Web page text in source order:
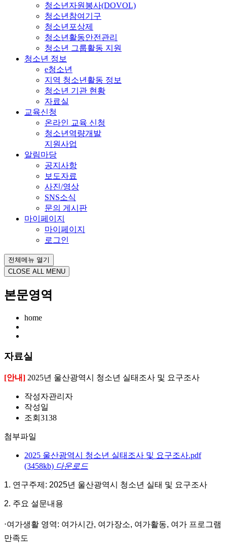
청소년자원봉사(DOVOL)
청소년참여기구
청소년포상제
청소년활동안전관리
청소년 그룹활동 지원
청소년 정보
e청소년
지역 청소년활동 정보
청소년 기관 현황
자료실
교육신청
온라인 교육 신청
청소년역량개발
지원사업
알림마당
공지사항
보도자료
사진/영상
SNS소식
문의 게시판
마이페이지
마이페이지
로그인
전체메뉴 열기
CLOSE ALL MENU
본문영역
home
자료실
[안내] 2025년 울산광역시 청소년 실태조사 및 요구조사
작성자관리자
작성일
조회 3138
첨부파일
2025 울산광역시 청소년 실태조사 및 요구조사.pdf
(3458kb) 다운로드
1. 연구주제: 2025년 울산광역시 청소년 실태 및 요구조사
2. 주요 설문내용
⋅여가생활 영역: 여가시간, 여가장소, 여가활동, 여가 프로그램
만족도